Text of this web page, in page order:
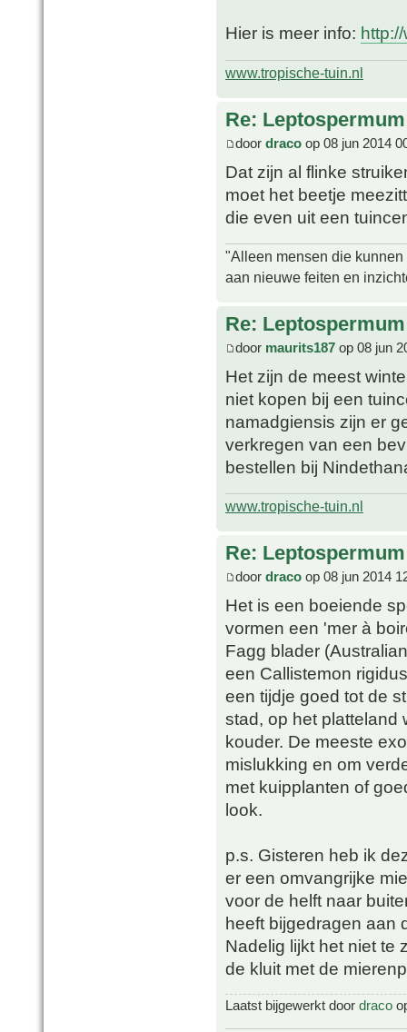
Hier is meer info:
www.tropische-tuin.nl
Re:
door draco op 08 jun 2014
Dat zijn al flinke
moet het beetje
die even uit een
"Alleen mensen die
aan nieuwe feiten en
Re:
door maurits187 op 08 jun
Het zijn de meest
niet kopen bij een
namadgiensis zijn er
verkregen van een
bestellen bij
www.tropische-tuin.nl
Re:
door draco op 08 jun 2014
Het is een boeiende
vormen een 'mer à
Fagg blader
een Callistemon
een tijdje goed tot de
stad, op het platteland
kouder. De meeste
mislukking en om
met kuipplanten of
look.
p.s. Gisteren heb ik
er een omvangrijke
voor de helft naar
heeft bijgedragen aan
Nadelig lijkt het niet te
de kluit met de
Laatst bijgewerkt door draco